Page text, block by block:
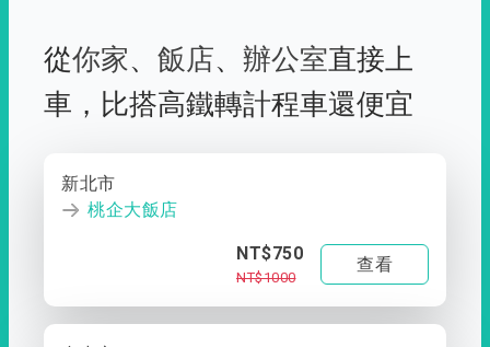
從你家、 飯店、 辦公室直接上
車， 比搭高鐵轉計程車還便宜
新北市
桃企大飯店
NT$750
NT$1000
查看